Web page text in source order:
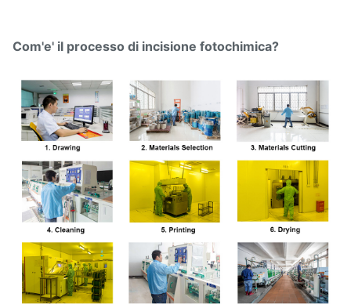
Com'e' il processo di incisione fotochimica?